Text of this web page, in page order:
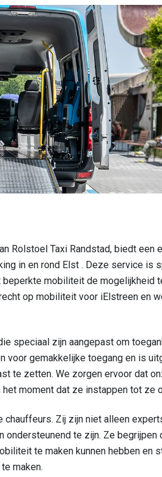
Rolstoel Taxi Randstad, biedt
in en rond Elst . Deze service is
mobiliteit de mogelijkheid
op mobiliteit voor iElstreen en
speciaal zijn aangepast om
voor gemakkelijke toegang en is
te zetten. We zorgen ervoor dat
moment dat ze instappen tot ze
chauffeurs. Zij zijn niet alleen
ondersteunend te zijn. Ze begrijpen
te maken kunnen hebben en
maken.